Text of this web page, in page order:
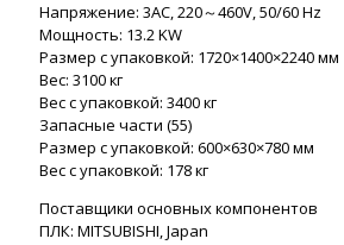
Напряжение: 3AC, 220～460V, 50/60 Hz
Мощность: 13.2 KW
Размер с упаковкой: 1720×1400×2240 мм
Вес: 3100 кг
Вес с упаковкой: 3400 кг
Запасные части (55)
Размер с упаковкой: 600×630×780 мм
Вес с упаковкой: 178 кг
Поставщики основных компонентов
ПЛК: MITSUBISHI, Japan